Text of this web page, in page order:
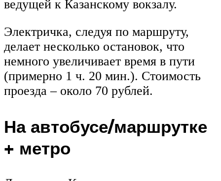
ведущей к Казанскому вокзалу.
Электричка, следуя по маршруту,
делает несколько остановок, что
немного увеличивает время в пути
(примерно 1 ч. 20 мин.). Стоимость
проезда – около 70 рублей.
На автобусе/маршрутке
+ метро